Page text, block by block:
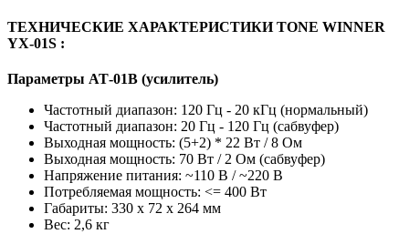
ТЕХНИЧЕСКИЕ ХАРАКТЕРИСТИКИ TONE WINNER
YX-01S :
Параметры АТ-01B (усилитель)
Частотный диапазон: 120 Гц - 20 кГц (нормальный)
Частотный диапазон: 20 Гц - 120 Гц (сабвуфер)
Выходная мощность: (5+2) * 22 Вт / 8 Ом
Выходная мощность: 70 Вт / 2 Ом (сабвуфер)
Напряжение питания: ~110 В / ~220 В
Потребляемая мощность: <= 400 Вт
Габариты: 330 x 72 x 264 мм
Вес: 2,6 кг